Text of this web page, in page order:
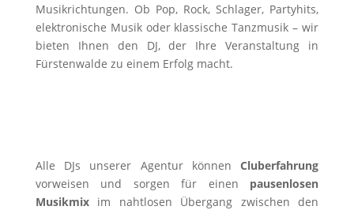
Musikrichtungen. Ob Pop, Rock, Schlager, Partyhits,
elektronische Musik oder klassische Tanzmusik – wir
bieten Ihnen den DJ, der Ihre Veranstaltung in
Fürstenwalde zu einem Erfolg macht.
Alle DJs unserer Agentur könnenCluberfahrung
vorweisen und sorgen für einen pausenlosen
Musikmixim nahtlosen Übergang zwischen den